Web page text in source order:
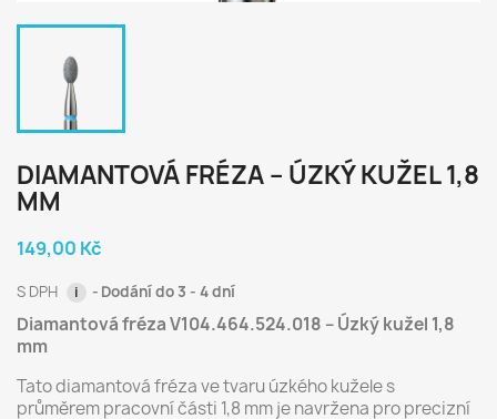
DIAMANTOVÁ FRÉZA – ÚZKÝ KUŽEL 1,8
MM
149,00 Kč
S DPH i Dodání do 3 - 4 dní
Diamantová fréza V104.464.524.018 – Úzký kužel 1,8
mm
Tato diamantová fréza ve tvaru úzkého kužele s
průměrem pracovní části 1,8 mm je navržena pro precizní